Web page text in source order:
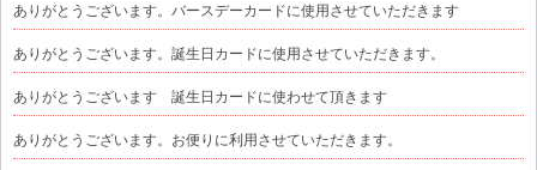
ありがとうございます。バースデーカードに使用させていただきます
ありがとうございます。誕生日カードに使用させていただきます。
ありがとうございます 誕生日カードに使わせて頂きます
ありがとうございます。お便りに利用させていただきます。